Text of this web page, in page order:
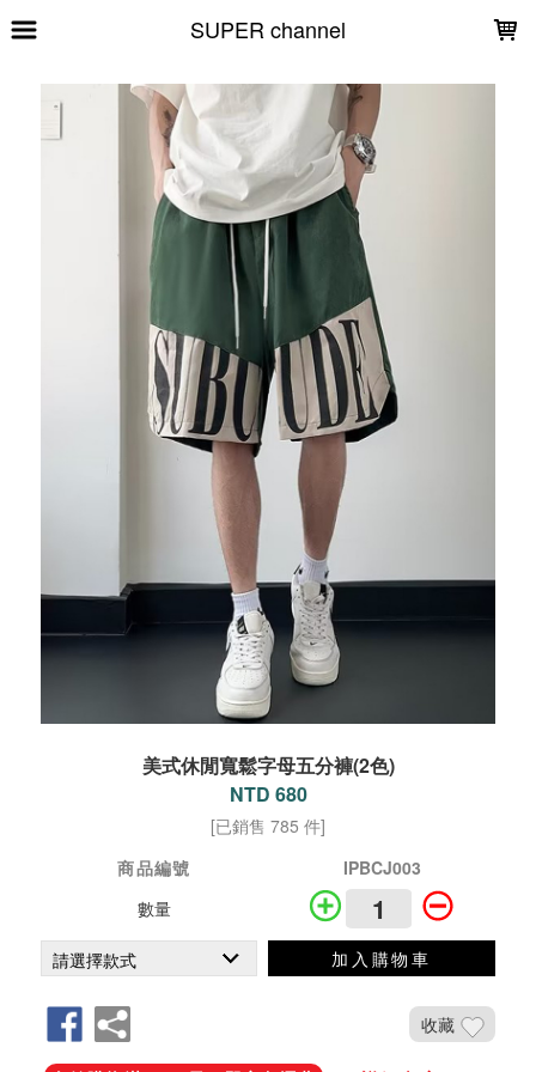
SUPER channel
美式休閒寬鬆字母五分褲(2色)
NTD 680
[已銷售 785 件]
商品編號
IPBCJ003
數量
加入購物車
收藏